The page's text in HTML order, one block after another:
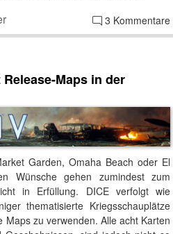
3 Kommentare
Maps in der
Garden, Omaha Beach oder El
Wünsche gehen zumindest zum
in Erfüllung. DICE verfolgt wie
thematisierte Kriegsschauplätze
zu verwenden. Alle acht Karten